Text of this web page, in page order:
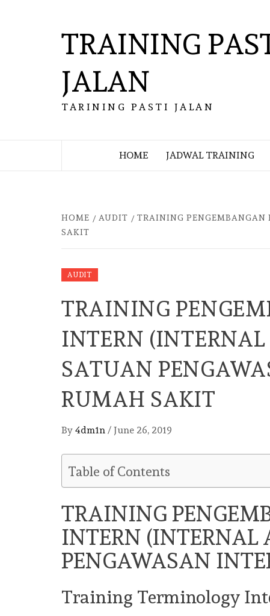
TRAINING
JALAN
TARINING PASTI JALAN
HOME JADWAL TRAINING
HOME AUDIT
TRAINING PENGEMBANGAN
SAKIT
AUDIT
TRAINING
INTERN
SATUAN
RUMAH SAKIT
By 4dm1n / June 26, 2019
Table of Contents
TRAINING
INTERN
PENGAWASAN
Training Terminology